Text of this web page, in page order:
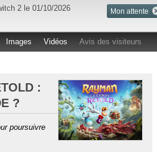
Mon attente
2 le 01/10/2026
Images Vidéos Avis des visiteurs
:
?
poursuivre